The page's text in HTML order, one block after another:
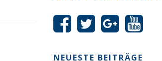
NEUESTE BEITRÄGE